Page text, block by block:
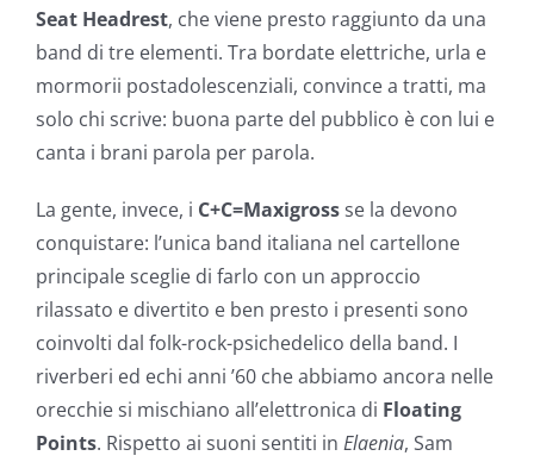
Seat Headrest, che viene presto raggiunto da una
band di tre elementi. Tra bordate elettriche, urla e
mormorii postadolescenziali, convince a tratti, ma
solo chi scrive: buona parte del pubblico è con lui e
canta i brani parola per parola.
La gente, invece, i C+C=Maxigrossse la devono
conquistare: l’unica band italiana nel cartellone
principale sceglie di farlo con un approccio
rilassato e divertito e ben presto i presenti sono
coinvolti dal folk-rock-psichedelico della band. I
riverberi ed echi anni ’60 che abbiamo ancora nelle
orecchie si mischiano all’elettronica di Floating
Points. Rispetto ai suoni sentiti in Elaenia, Sam